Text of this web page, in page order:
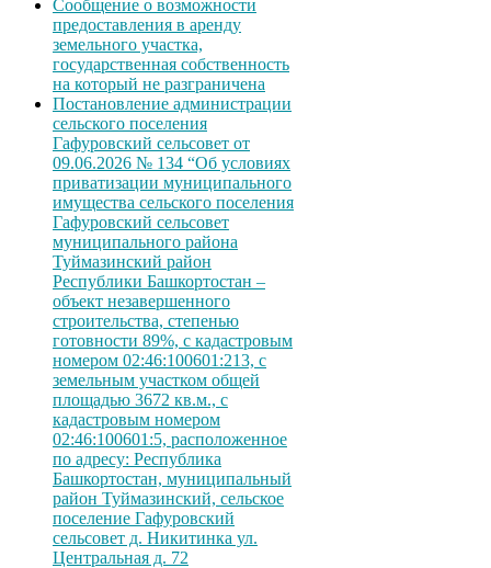
Сообщение о возможности
предоставления в аренду
земельного участка,
государственная собственность
на который не разграничена
Постановление администрации
сельского поселения
Гафуровский сельсовет от
09.06.2026 № 134 “Об условиях
приватизации муниципального
имущества сельского поселения
Гафуровский сельсовет
муниципального района
Туймазинский район
Республики Башкортостан –
объект незавершенного
строительства, степенью
готовности 89%, с кадастровым
номером 02:46:100601:213, с
земельным участком общей
площадью 3672 кв.м., с
кадастровым номером
02:46:100601:5, расположенное
по адресу: Республика
Башкортостан, муниципальный
район Туймазинский, сельское
поселение Гафуровский
сельсовет д. Никитинка ул.
Центральная д. 72